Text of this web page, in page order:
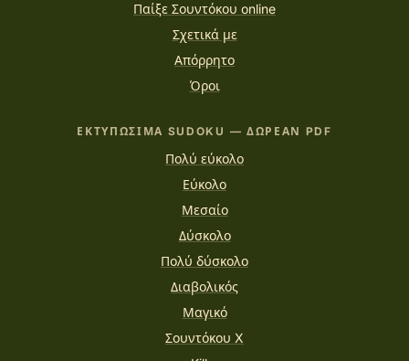
Παίξε Σουντόκου online
Σχετικά με
Απόρρητο
Όροι
ΕΚΤΥΠΏΣΙΜΑ SUDOKU — ΔΩΡΕΆΝ PDF
Πολύ εύκολο
Εύκολο
Μεσαίο
Δύσκολο
Πολύ δύσκολο
Διαβολικός
Μαγικό
Σουντόκου X